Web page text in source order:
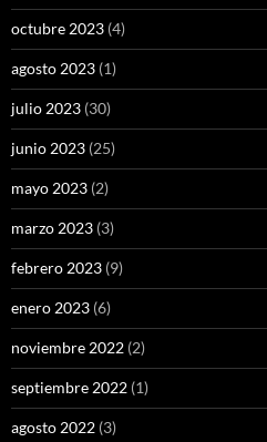
octubre 2023 (4)
agosto 2023 (1)
julio 2023 (30)
junio 2023 (25)
mayo 2023 (2)
marzo 2023 (3)
febrero 2023 (9)
enero 2023 (6)
noviembre 2022 (2)
septiembre 2022 (1)
agosto 2022 (3)